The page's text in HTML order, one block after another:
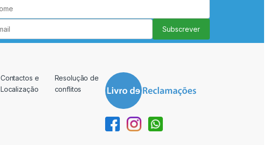
Subscrever
Contactos e
Localização
Resolução de
conflitos